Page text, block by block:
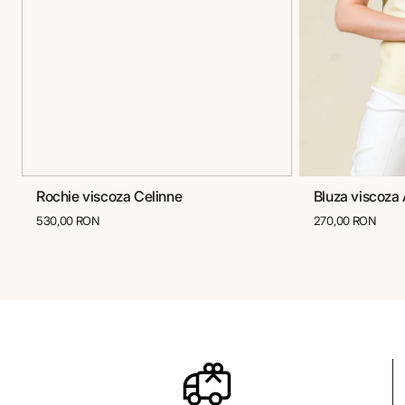
36 38 40
Rochie viscoza Celinne
530,00 RON
36
Bluza viscoza
270,00 RON